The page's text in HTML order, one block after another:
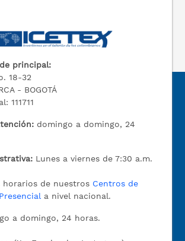
principal:
18-32
- BOGOTÁ
111711
domingo a domingo, 24
Lunes a viernes de 7:30 a.m.
horarios de nuestros Centros de
a nivel nacional.
a domingo, 24 horas.